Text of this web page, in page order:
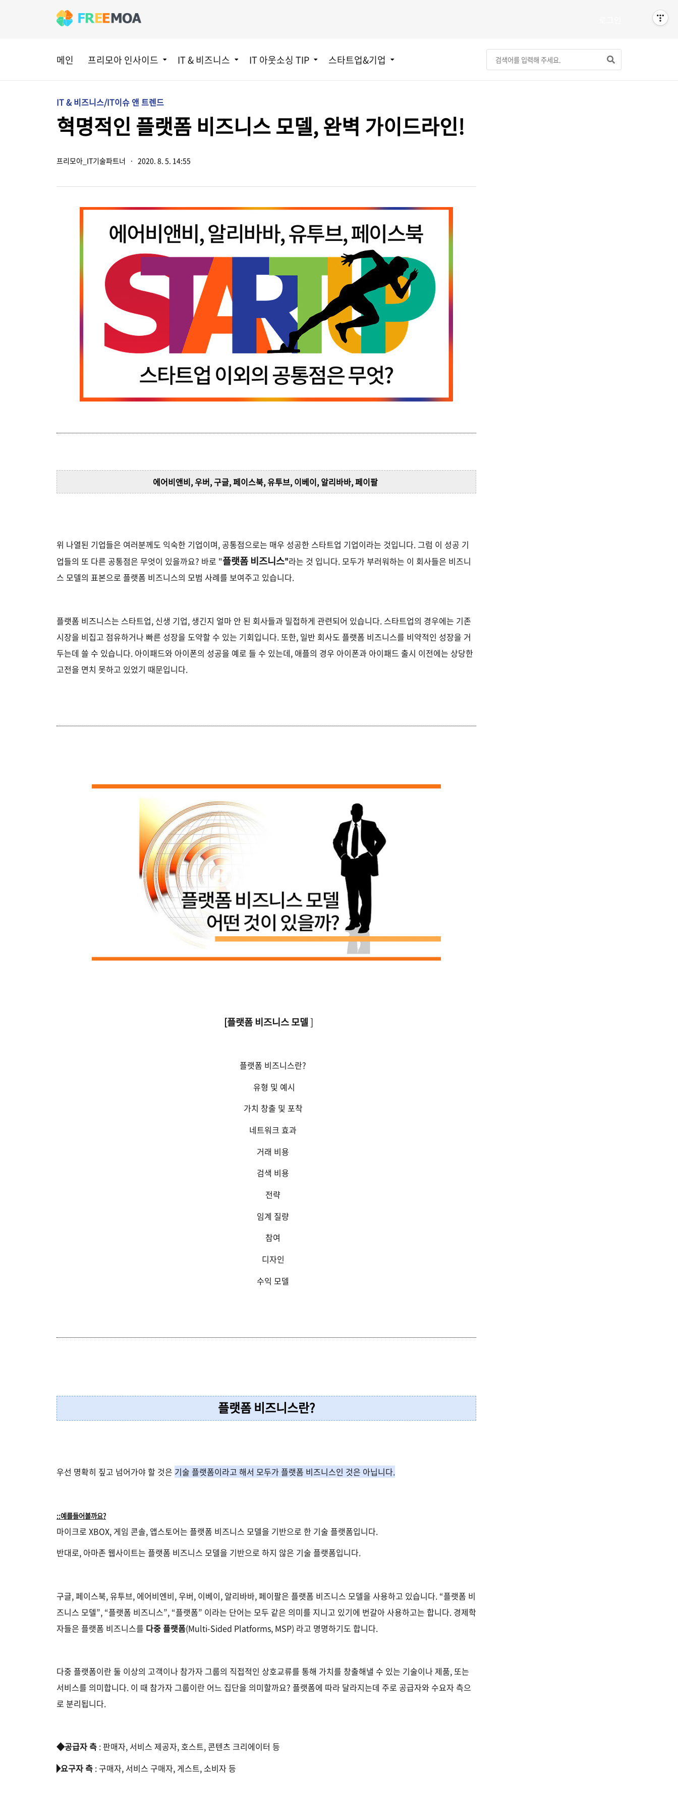
메인 프리모아 인사이드 IT & 비즈니스 IT 아웃소싱 TIP 스타트업&기업
IT & 비즈니스/IT이슈 앤 트렌드
혁명적인 플랫폼 비즈니스 모델, 완벽 가이드라인!
프리모아_IT기술파트너 · 2020. 8. 5. 14:55
에어비앤비,우버,구글,페이스북,유투브, 이베이, 알리바바,페이팔
위 나열된 기업들은 여러분께도 익숙한 기업이며, 공통점으로는 매우 성공한 스타트업 기업이라는 것입니다. 그럼 이 성공 기
업들의 또 다른 공통점은 무엇이 있을까요? 바로 "플랫폼 비즈니스"라는 것 입니다.모두가 부러워하는 이 회사들은 비즈니
스 모델의 표본으로 플랫폼 비즈니스의 모범 사례를 보여주고 있습니다.
플랫폼 비즈니스는 스타트업, 신생 기업, 생긴지 얼마 안 된 회사들과 밀접하게 관련되어 있습니다. 스타트업의 경우에는 기존
시장을 비집고 점유하거나 빠른 성장을 도약할 수 있는 기회입니다. 또한, 일반 회사도 플랫폼 비즈니스를 비약적인 성장을 거
두는데 쓸 수 있습니다. 아이패드와 아이폰의 성공을 예로 들 수 있는데, 애플의 경우 아이폰과 아이패드 출시 이전에는 상당한
고전을 면치 못하고 있었기 때문입니다.
[플랫폼 비즈니스 모델]
플랫폼 비즈니스란?
유형 및 예시
가치 창출 및 포착
네트워크 효과
거래 비용
검색 비용
전략
임계 질량
참여
디자인
수익 모델
플랫폼 비즈니스란?
우선 명확히 짚고 넘어가야 할 것은 기술 플랫폼이라고 해서 모두가 플랫폼 비즈니스인 것은 아닙니다.
::예를들어볼까요?
마이크로 XBOX, 게임 콘솔, 앱스토어는 플랫폼 비즈니스 모델을 기반으로 한 기술 플랫폼입니다.
반대로, 아마존 웹사이트는 플랫폼 비즈니스 모델을 기반으로 하지 않은 기술 플랫폼입니다.
구글, 페이스북, 유투브, 에어비엔비, 우버, 이베이, 알리바바, 페이팔은 플랫폼 비즈니스 모델을 사용하고 있습니다. “플랫폼 비
즈니스 모델”, “플랫폼 비즈니스”, “플랫폼” 이라는 단어는 모두 같은 의미를 지니고 있기에 번갈아 사용하고는 합니다. 경제학
자들은 플랫폼 비즈니스를 다중 플랫폼(Multi-Sided Platforms, MSP) 라고 명명하기도 합니다.
다중 플랫폼이란 둘 이상의 고객이나 참가자 그룹의 직접적인 상호교류를 통해 가치를 창출해낼 수 있는 기술이나 제품,또는
서비스를 의미합니다. 이 때 참가자 그룹이란 어느 집단을 의미할까요? 플랫폼에 따라 달라지는데 주로 공급자와 수요자 측으
로 분리됩니다.
◆공급자 측 : 판매자, 서비스 제공자,호스트, 콘텐츠 크리에이터 등
◆요구자 측 :구매자, 서비스 구매자, 게스트,소비자 등